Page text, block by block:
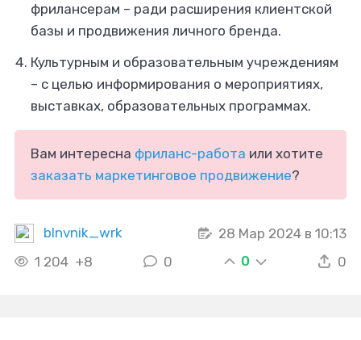
фрилансерам – ради расширения клиентской
базы и продвижения личного бренда.
Культурным и образовательным учреждениям
– с целью информирования о мероприятиях,
выставках, образовательных программах.
Вам интересна фриланс-работа или хотите
заказать маркетинговое продвижение?
blnvnik_wrk
28 Мар 2024 в 10:13
1 204 +8 0 0 0